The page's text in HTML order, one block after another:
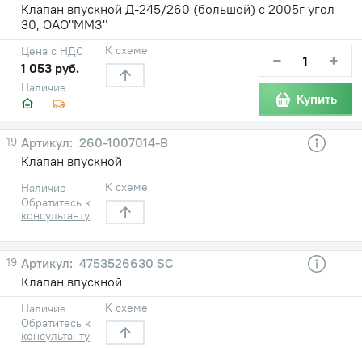
Клапан впускной Д-245/260 (большой) с 2005г угол
30, ОАО"ММЗ"
Наличие
Цена с НДС
1 053 руб.
К схеме − +
Купить
19
260-1007014-В
Клапан впускной
Наличие
Обратитесь к
консультанту
К схеме
19
4753526630 SC
Клапан впускной
Наличие
Обратитесь к
консультанту
К схеме